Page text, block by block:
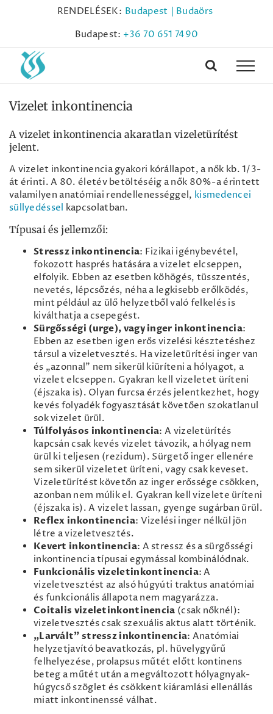
RENDELÉSEK: Budapest | Budaörs
Budapest: +36 70 651 7490
Vizelet inkontinencia
A vizelet inkontinencia akaratlan vizeletürítést
jelent.
A vizelet inkontinencia gyakori kórállapot, a nők kb. 1/3-
át érinti. A 80. életév betöltéséig a nők 80%-a érintett
valamilyen anatómiai rendellenességgel, kismedencei
süllyedéssel kapcsolatban.
Típusai és jellemzői:
Stressz inkontinencia: Fizikai igénybevétel,
fokozott hasprés hatására a vizelet elcseppen,
elfolyik. Ebben az esetben köhögés, tüsszentés,
nevetés, lépcsőzés, néha a legkisebb erőlködés,
mint például az ülő helyzetből való felkelés is
kiválthatja a csepegést.
Sürgősségi (urge), vagy inger inkontinencia:
Ebben az esetben igen erős vizelési késztetéshez
társul a vizeletvesztés. Ha vizeletürítési inger van
és „azonnal” nem sikerül kiüríteni a hólyagot, a
vizelet elcseppen. Gyakran kell vizeletet üríteni
(éjszaka is). Olyan furcsa érzés jelentkezhet, hogy
kevés folyadék fogyasztását követően szokatlanul
sok vizelet ürül.
Túlfolyásos inkontinencia: A vizeletürítés
kapcsán csak kevés vizelet távozik, a hólyag nem
ürül ki teljesen (rezidum). Sürgető inger ellenére
sem sikerül vizeletet üríteni, vagy csak keveset.
Vizeletürítést követőn az inger erőssége csökken,
azonban nem múlik el. Gyakran kell vizelete üríteni
(éjszaka is). A vizelet lassan, gyenge sugárban ürül.
Reflex inkontinencia: Vizelési inger nélkül jön
létre a vizeletvesztés.
Kevert inkontinencia: A stressz és a sürgősségi
inkontinencia típusai egymással kombinálódnak.
Funkcionális vizeletinkontinencia: A
vizeletvesztést az alsó húgyúti traktus anatómiai
és funkcionális állapota nem magyarázza.
Coitalis vizeletinkontinencia (csak nőknél):
vizeletvesztés csak szexuális aktus alatt történik.
„Larvált” stressz inkontinencia: Anatómiai
helyzetjavító beavatkozás, pl. hüvelygyűrű
felhelyezése, prolapsus műtét előtt kontinens
beteg a műtét után a megváltozott hólyagnyak-
húgycső szöglet és csökkent kiáramlási ellenállás
miatt inkontinenssé válhat.